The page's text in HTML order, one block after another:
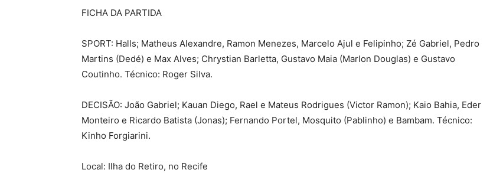
FICHA DA PARTIDA
SPORT: Halls; Matheus Alexandre, Ramon Menezes, Marcelo Ajul e Felipinho; Zé Gabriel, Pedro
Martins (Dedé) e Max Alves; Chrystian Barletta, Gustavo Maia (Marlon Douglas) e Gustavo
Coutinho. Técnico: Roger Silva.
DECISÃO: João Gabriel; Kauan Diego, Rael e Mateus Rodrigues (Victor Ramon); Kaio Bahia, Eder
Monteiro e Ricardo Batista (Jonas); Fernando Portel, Mosquito (Pablinho) e Bambam. Técnico:
Kinho Forgiarini.
Local: Ilha do Retiro, no Recife